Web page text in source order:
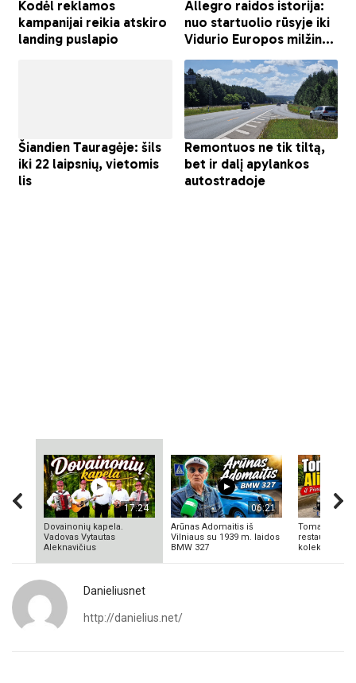
17:24
Dovainonių kapela.
Vadovas Vytautas
Aleknavičius
06:21
Arūnas Adomaitis iš
Vilniaus su 1939 m. laidos
BMW 327
Tomas
Danieliusnet
http://danielius.net/